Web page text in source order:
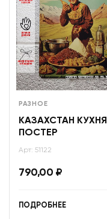
РАЗНОЕ
КАЗАХСТАН КУХНЯ
ПОСТЕР
Арт: 51122
790,00 ₽
ПОДРОБНЕЕ